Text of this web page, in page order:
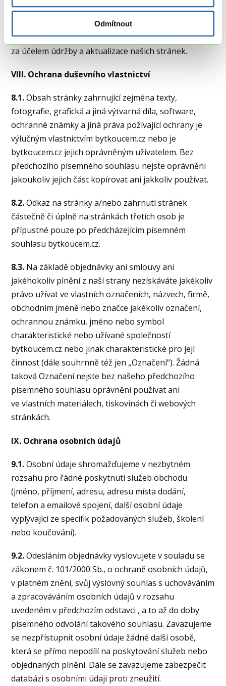
Odmítnout
Vyhrazujeme si právo omezit přístup na stránky
kdykoliv bez předchozího upozornění, zejména
za účelem údržby a aktualizace našich stránek.
VIII. Ochrana duševního vlastnictví
8.1.Obsah stránky zahrnující zejména texty,
fotografie, grafická a jiná výtvarná díla, software,
ochranné známky a jiná práva požívající ochrany je
výlučným vlastnictvím bytkoucem.cz nebo je
bytkoucem.cz jejich oprávněným uživatelem. Bez
předchozího písemného souhlasu nejste oprávněni
jakoukoliv jejich část kopírovat ani jakkoliv používat.
8.2.Odkaz na stránky a/nebo zahrnutí stránek
částečně či úplně na stránkách třetích osob je
přípustné pouze po předcházejícím písemném
souhlasu bytkoucem.cz.
8.3. Na základě objednávky ani smlouvy ani
jakéhokoliv plnění z naší strany nezískáváte jakékoliv
právo užívat ve vlastních označeních, názvech, firmě,
obchodním jméně nebo značce jakékoliv označení,
ochrannou známku, jméno nebo symbol
charakteristické nebo užívané společností
bytkoucem.cz nebo jinak charakteristické pro její
činnost (dále souhrnně též jen „Označení“). Žádná
taková Označení nejste bez našeho předchozího
písemného souhlasu oprávněni používat ani
ve vlastních materiálech, tiskovinách či webových
stránkách.
IX. Ochrana osobních údajů
9.1.Osobní údaje shromažďujeme v nezbytném
rozsahu pro řádné poskytnutí služeb obchodu
(jméno, příjmení, adresu, adresu místa dodání,
telefon a emailové spojení, další osobní údaje
vyplývající ze specifik požadovaných služeb, školení
nebo koučování).
9.2.Odesláním objednávky vyslovujete v souladu se
zákonem č. 101/2000 Sb., o ochraně osobních údajů,
v platném znění, svůj výslovný souhlas s uchováváním
a zpracováváním osobních údajů v rozsahu
uvedeném v předchozím odstavci , a to až do doby
písemného odvolání takového souhlasu. Zavazujeme
se nezpřístupnit osobní údaje žádné další osobě,
která se přímo nepodílí na poskytování služeb nebo
objednaných plnění. Dále se zavazujeme zabezpečit
databázi s osobními údaji proti zneužití.